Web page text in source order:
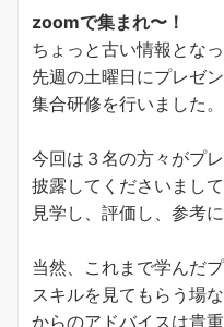
zoomで集まれ〜！
ちょっと古い情報とな
先週の土曜日にプレゼ
集合研修を行いました。
今回は３名の方々がプ
披露してくださいまし
見学し、評価し、参考に
当然、これまで学んだ
スキルを見てもらう場
からのアドバイスは貴重